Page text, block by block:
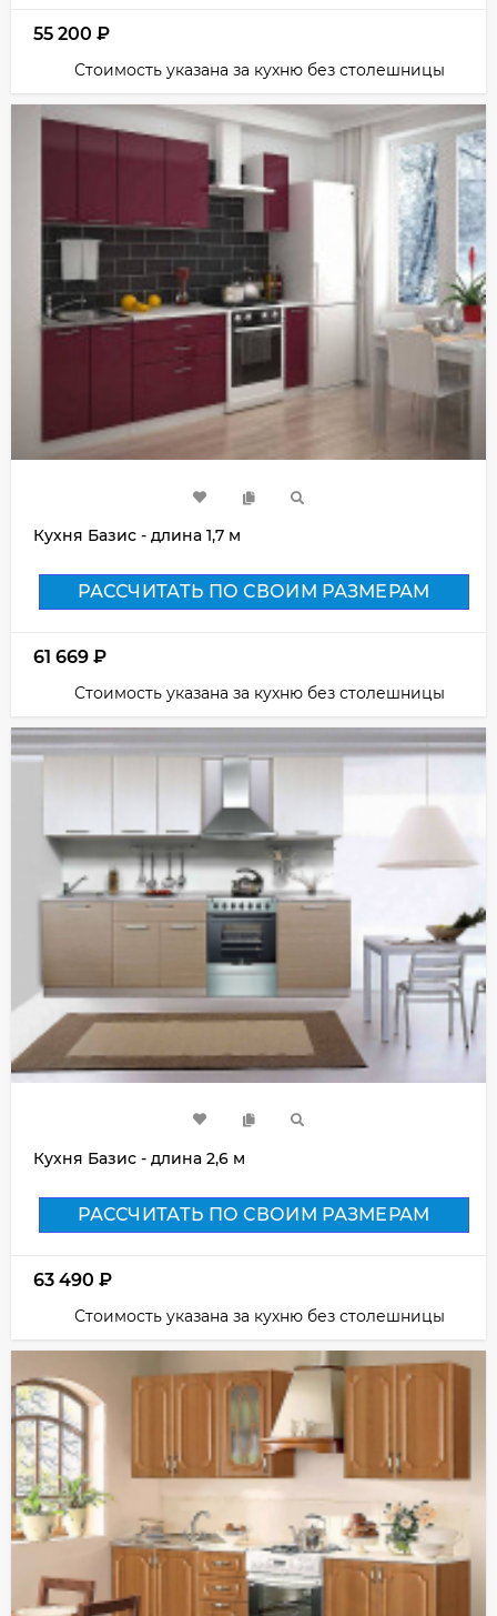
55 200 ₽
Стоимость указана за кухню без столешницы
Кухня Базис - длина 1,7 м
РАССЧИТАТЬ ПО СВОИМ РАЗМЕРАМ
61 669 ₽
Стоимость указана за кухню без столешницы
Кухня Базис - длина 2,6 м
РАССЧИТАТЬ ПО СВОИМ РАЗМЕРАМ
63 490 ₽
Стоимость указана за кухню без столешницы